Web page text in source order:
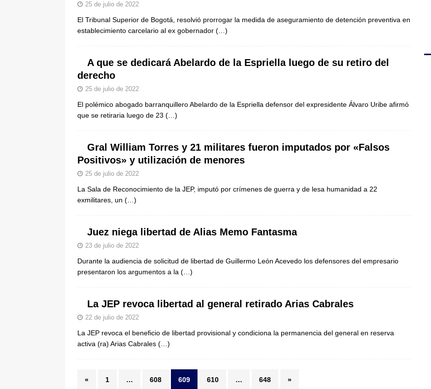
25 de julio de 2022
El Tribunal Superior de Bogotá, resolvió prorrogar la medida de aseguramiento de detención preventiva en
establecimiento carcelario al ex gobernador (…)
A que se dedicará Abelardo de la Espriella luego de su retiro del
derecho
25 de julio de 2022
El polémico abogado barranquillero Abelardo de la Espriella defensor del expresidente Álvaro Uribe afirmó
que se retiraria luego de 23 (…)
Gral William Torres y 21 militares fueron imputados por «Falsos
Positivos» y utilización de menores
25 de julio de 2022
La Sala de Reconocimiento de la JEP, imputó por crímenes de guerra y de lesa humanidad a 22
exmilitares, un (…)
Juez niega libertad de Alias Memo Fantasma
23 de julio de 2022
Durante la audiencia de solicitud de libertad de Guillermo León Acevedo los defensores del empresario
presentaron los argumentos a la (…)
La JEP revoca libertad al general retirado Arias Cabrales
22 de julio de 2022
La JEP revoca el beneficio de libertad provisional y condiciona la permanencia del general en reserva
activa (ra) Arias Cabrales (…)
« 1 … 608 609 610 … 648 »